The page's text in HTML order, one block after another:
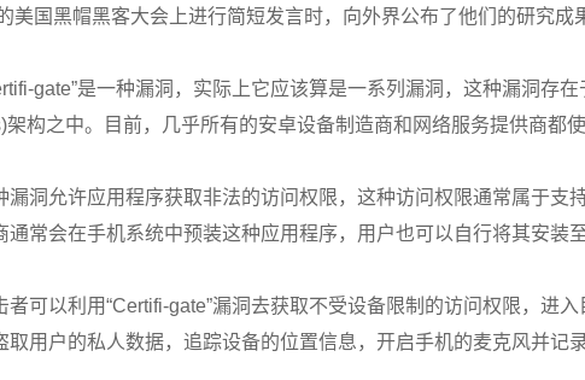
美国黑帽黑客大会上进行简短发言时，向外界公布了他们的研究成
gate”是一种漏洞，实际上它应该算是一系列漏洞，这种漏洞存
架构之中。目前，几乎所有的安卓设备制造商和网络服务提供商都使
漏洞允许应用程序获取非法的访问权限，这种访问权限通常属于支
通常会在手机系统中预装这种应用程序，用户也可以自行将其安装
者可以利用“Certifi-gate”漏洞去获取不受设备限制的访问权限，进入
取用户的私人数据，追踪设备的位置信息，开启手机的麦克风并记